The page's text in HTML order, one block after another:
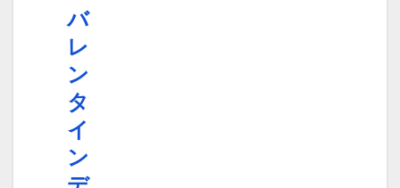
バ
レ
ン
タ
イ
ン